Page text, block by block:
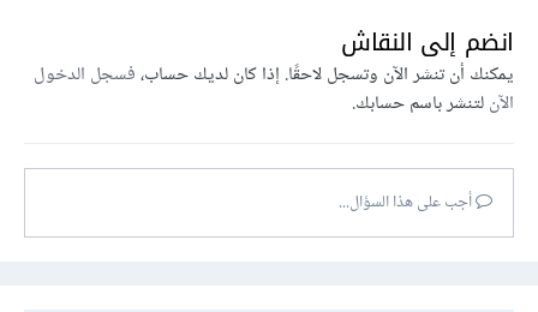
انضم إلى النقاش
يمكنك أن تنشر الآن وتسجل لاحقًا. إذا كان لديك حساب،فسجل الدخول
الآنلتنشر باسم حسابك.
أجب على هذا السؤال...